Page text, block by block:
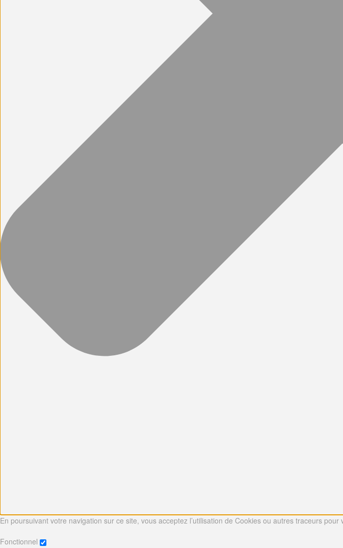
En poursuivant votre navigation sur ce site, vous acceptez l’utilisation de Cookies ou autres traceurs
Fonctionnel